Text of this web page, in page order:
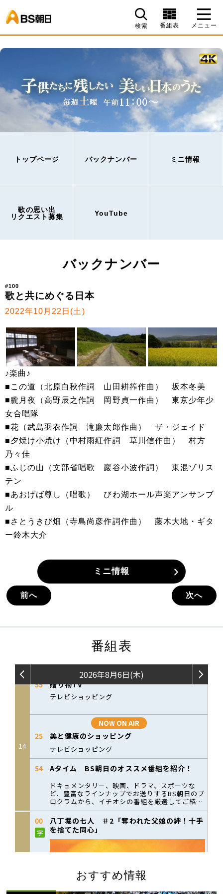
検索 番組表 メニュー
トップページ バックナンバー ミニ情報
歌の思い出
リクエスト募集
YouTube
バックナンバー
#100
歌と共にめぐる日本
2022年10月22日(土)
♪楽曲♪
■この道（北原白秋作詞 山田耕筰作曲） 坂本冬美
■朧月夜（高野辰之作詞 岡野貞一作曲） 東京少年少
女合唱隊
■花（武島羽衣作詞 滝廉太郎作曲） ザ・ジェイド
■夕焼け小焼け（中村雨紅作詞 草川信作曲） 村方
乃々佳
■ふじの山（文部省唱歌 巖谷小波作詞） 東混ゾリス
テン
■あおげば尊し（唱歌） びわ湖ホール声楽アンサンブ
ル
■さとうきび畑（寺島尚彦作詞作曲） 藤木大地・ギタ
ー鈴木大介
ミニ情報
前へ 次へ
番組表
おすすめ情報